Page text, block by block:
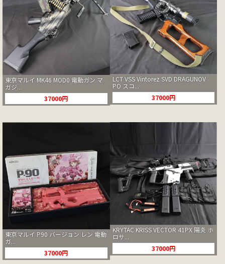
東京マルイ MK46 MOD0 電動ガン マ
ガジ...
37000円
LCT VSS Vintorez SVD DRAGUNOV
PO スコ...
37000円
東京マルイ P90 バージョン レン 電動
ガ...
37000円
KRYTAC KRISS VECTOR 41PX 陽炎 ホ
ロサ...
37000円